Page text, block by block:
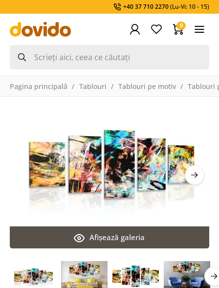
+40 37 710 2270(Lu-Vi: 10 - 15)
0
Pagina principală Tablouri Tablouri pe motiv Tablouri
Afişează galeria